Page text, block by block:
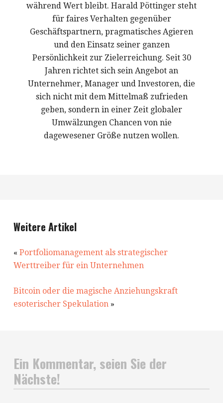
während Wert bleibt. Harald Pöttinger steht
für faires Verhalten gegenüber
Geschäftspartnern, pragmatisches Agieren
und den Einsatz seiner ganzen
Persönlichkeit zur Zielerreichung. Seit 30
Jahren richtet sich sein Angebot an
Unternehmer, Manager und Investoren, die
sich nicht mit dem Mittelmaß zufrieden
geben, sondern in einer Zeit globaler
Umwälzungen Chancen von nie
dagewesener Größe nutzen wollen.
Weitere Artikel
« Portfoliomanagement als strategischer
Werttreiber für ein Unternehmen
Bitcoin oder die magische Anziehungskraft
esoterischer Spekulation»
Ein Kommentar, seien Sie der
Nächste!